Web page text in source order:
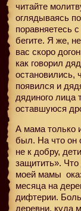
читайте
оглядываясь
поравняетесь
бегите. Я же,
вас скоро
как говорил
остановились,
появился и
дядиного лица
оставшуюся
А мама только
был. На что он
не к добру,
защитить».
моей мамы
месяца на
дифтерии.
деревни, куда